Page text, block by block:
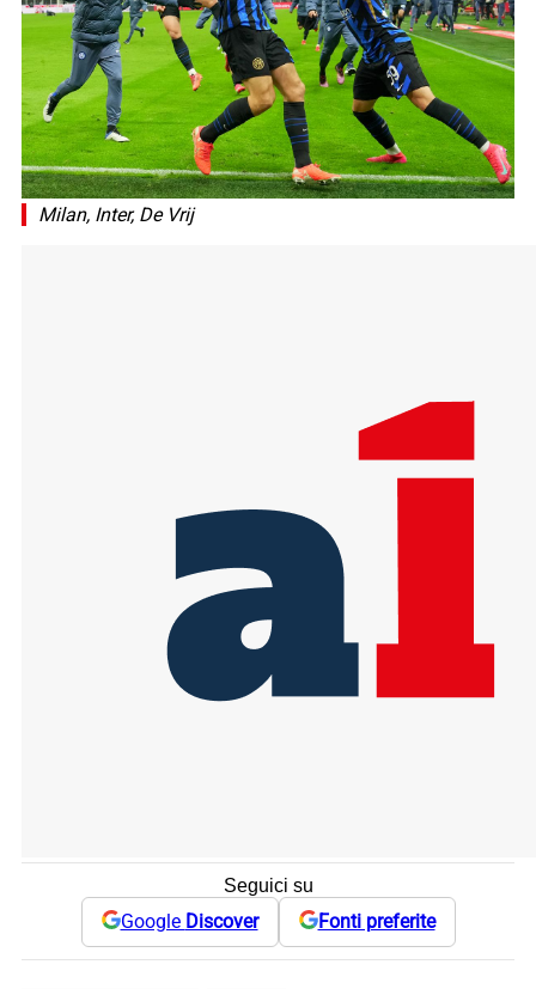
Milan, Inter, De Vrij
Seguici su
Google Discover Fonti preferite